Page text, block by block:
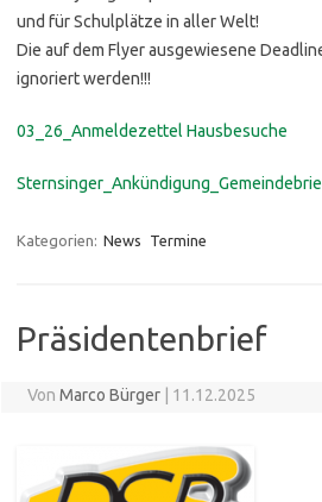
und für Schulplätze in aller Welt!
Die auf dem Flyer ausgewiesene
ignoriert werden!!!
03_26_Anmeldezettel Hausbesuche
Kategorien: News Termine
Präsidentenbrief
Von Marco Bürger 11.12.2025